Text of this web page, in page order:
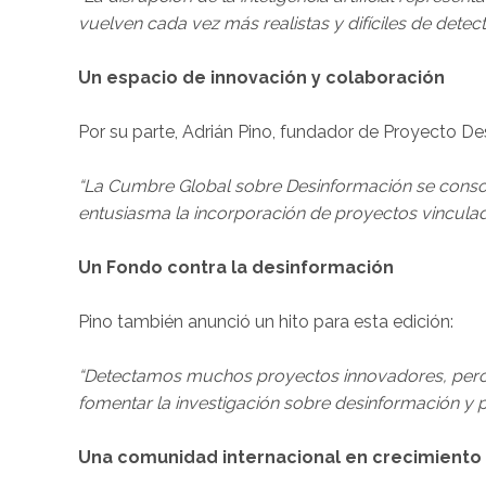
vuelven cada vez más realistas y difíciles de
Un espacio de innovación y colaboración
Por su parte, Adrián Pino, fundador de Proyecto
“La Cumbre Global sobre Desinformación se
entusiasma la incorporación de proyectos
Un Fondo contra la desinformación
Pino también anunció un hito para esta edición:
“Detectamos muchos proyectos innovadores,
fomentar la investigación sobre desinformación y
Una comunidad internacional en crecimiento